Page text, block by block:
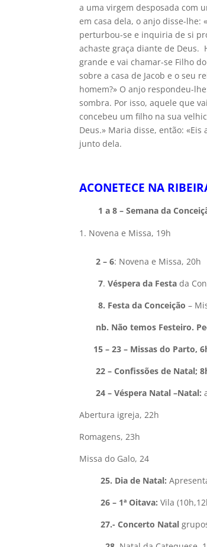
a uma virgem desposada com
em casa dela, o anjo disse-lhe:
perturbou-se e inquiria de si
achaste graça diante de Deus.
grande e vai chamar-se Filho
sobre a casa de Jacob e o seu
homem?» O anjo respondeu-
sombra. Por isso, aquele que
concebeu um filho na sua
Deus.» Maria disse, então:
junto dela.
ACONETECE NA
1 a 8 – Semana da
Novena e Missa, 19h
2 – 6: Novena e Missa, 20h
7.Véspera da Festa da
8. Festa da Conceição –
nb. Não temos Festeiro.
15 – 23 – Missas do Parto,
22 – Confissões de Natal;
24 – Véspera Natal –Natal:
Abertura igreja, 22h
Romagens, 23h
Missa do Galo, 24
25. Dia de Natal:
26 – 1ª Oitava:Vila
27.- Concerto Natal